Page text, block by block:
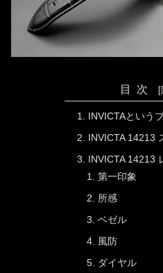
目次
INVICTAという
INVICTA 14213
INVICTA 14213
第一印象
所感
ベゼル
風防
ダイヤル